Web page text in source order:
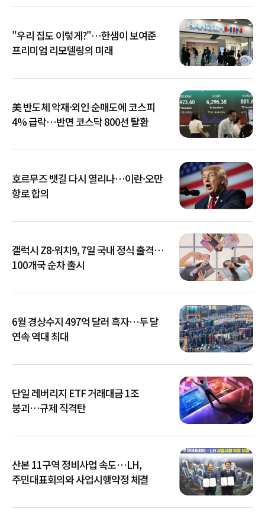
"우리 집도 이렇게?"…한샘이 보여준
프리미엄 리모델링의 미래
美 반도체 악재·외인 순매도에 코스피
4% 급락…반면 코스닥 800선 탈환
호르무즈 뱃길 다시 열리나…이란·오만
항로 합의
갤럭시 Z8·워치9, 7일 국내 정식 출격…
100개국 순차 출시
6월 경상수지 497억 달러 흑자…두 달
연속 역대 최대
단일 레버리지 ETF 거래대금 1조
붕괴…규제 직격탄
산본 11구역 정비사업 속도…LH,
주민대표회의와 사업시행약정 체결